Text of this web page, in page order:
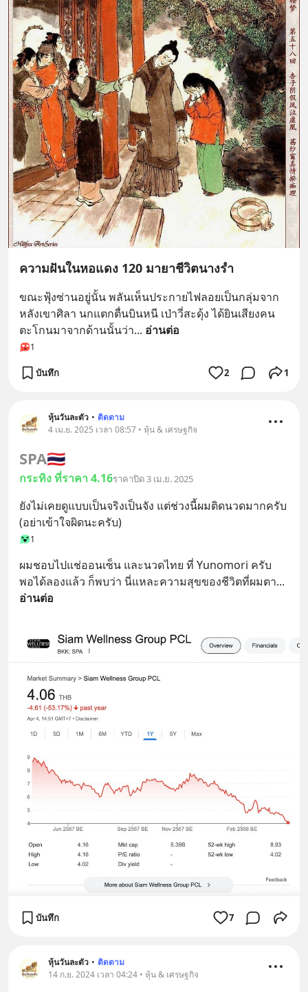
ความฝันในหอแดง 120 มายาชีวิตนางรำ
ขณะฟุ้งซ่านอยู่นั้น พลันเห็นประกายไฟลอยเป็นกลุ่มจาก
หลังเขาศิลา นกแตกตื่นบินหนี เป่าวี่สะดุ้ง ได้ยินเสียงคน
ตะโกนมาจากด้านนั้นว่า... อ่านต่อ
1
บันทึก 2 1
หุ้นวันละตัว • ติดตาม
4 เม.ย. 2025 เวลา 08:57 • หุ้น & เศรษฐกิจ
SPA🇹🇭
กระทิง ที่ราคา 4.16ราคาปิด 3 เม.ย. 2025
ยังไม่เคยดูแบบเป็นจริงเป็นจัง แต่ช่วงนี้ผมติดนวดมากครับ
(อย่าเข้าใจผิดนะครับ)
1
ผมชอบไปแช่ออนเซ็น และนวดไทย ที่ Yunomori ครับ
พอได้ลองแล้ว ก็พบว่า นี่แหละความสุขของชีวิตที่ผมตา
อ่านต่อ
บันทึก 7
หุ้นวันละตัว • ติดตาม
14 ก.ย. 2024 เวลา 04:24 • หุ้น & เศรษฐกิจ